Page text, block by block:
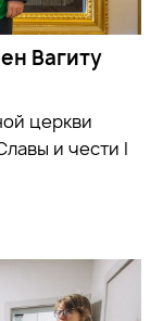
Вагиту
церкви
и чести I